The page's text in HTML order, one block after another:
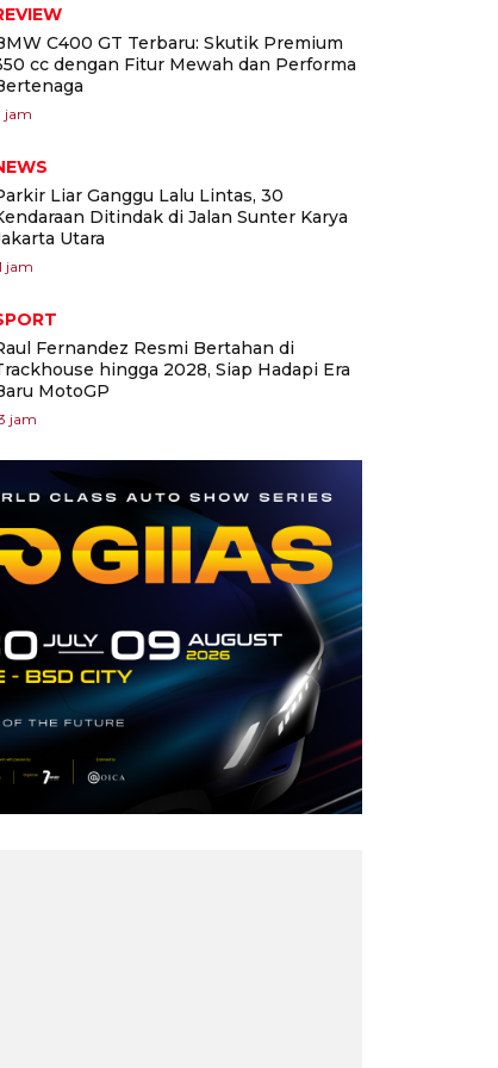
C400 GT Terbaru: Skutik Premium
cc dengan Fitur Mewah dan Performa
jam
Liar Ganggu Lalu Lintas, 30
Ditindak di Jalan Sunter Karya
Utara
jam
Fernandez Resmi Bertahan di
hingga 2028, Siap Hadapi Era
MotoGP
jam